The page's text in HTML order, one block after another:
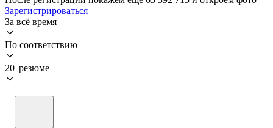
Зарегистрироваться
За всё время
По соответствию
20 резюме